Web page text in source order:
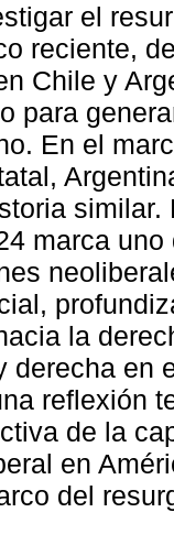
el
reciente,
Chile y
para
En el
marca
la
derecha en
reflexión
de la
en
del